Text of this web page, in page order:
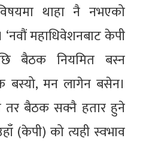
थाहा नै नभएको
महाधिवेशनबाट केपी
बैठक नियमित बस्न
बस्यो, मन लागेन बसेन।
तर बैठक सक्नै हतार हुने
(केपी) को त्यही स्वभाव